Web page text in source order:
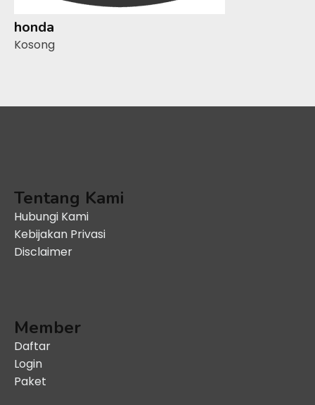
honda
Kosong
Tentang Kami
Hubungi Kami
Kebijakan Privasi
Disclaimer
Member
Daftar
Login
Paket